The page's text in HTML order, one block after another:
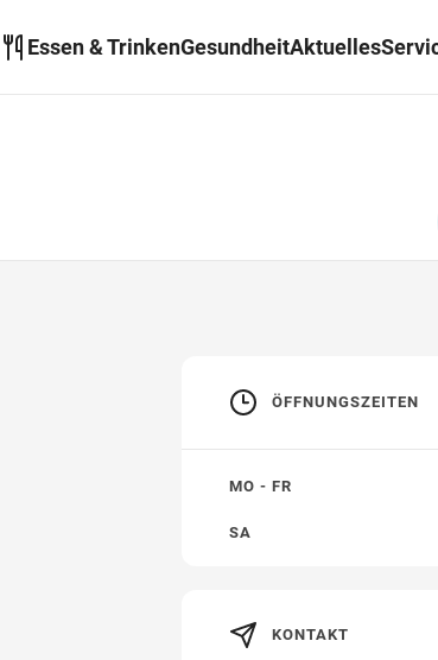
Essen & TrinkenGesundheitAktuelles
ÖFFNUNGSZEITEN
MO - FR
SA
KONTAKT